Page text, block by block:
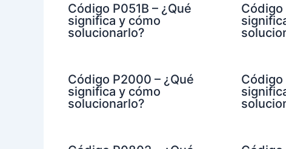
Código P051B – ¿Qué
significa y cómo
solucionarlo?
Código
Código P2000 – ¿Qué
significa y cómo
solucionarlo?
Código